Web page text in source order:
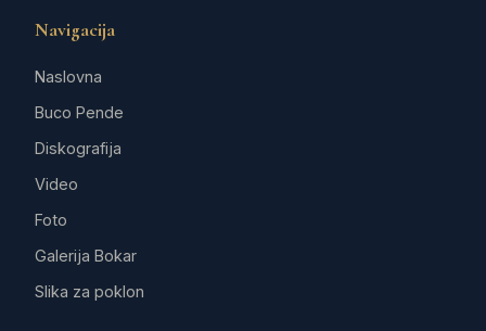
Navigacija
Naslovna
Buco Pende
Diskografija
Video
Foto
Galerija Bokar
Slika za poklon